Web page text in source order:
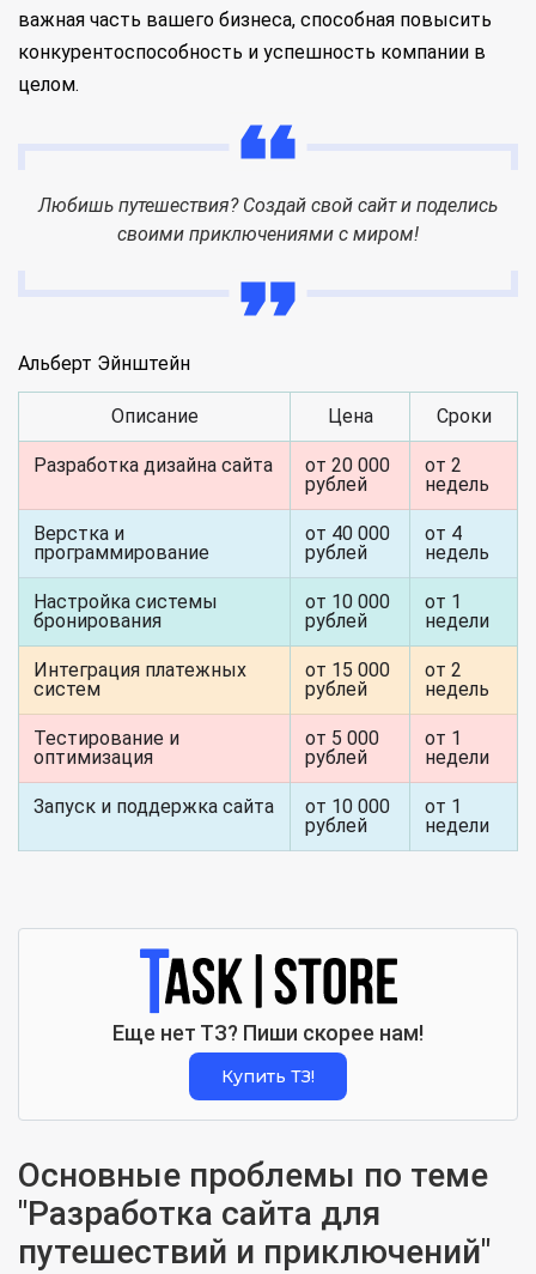
важная часть вашего бизнеса, способная повысить
конкурентоспособность и успешность компании в
целом.
Любишь путешествия? Создай свой сайт и поделись
своими приключениями с миром!
Альберт Эйнштейн
Описание Цена Сроки
Разработка дизайна сайта
от 20 000
рублей
от 2
недель
Верстка и
программирование
от 40 000
рублей
от 4
недель
Настройка системы
бронирования
от 10 000
рублей
от 1
недели
Интеграция платежных
систем
от 15 000
рублей
от 2
недель
Тестирование и
оптимизация
от 5 000
рублей
от 1
недели
Запуск и поддержка сайта
от 10 000
рублей
от 1
недели
Еще нет ТЗ? Пиши скорее нам!
Купить ТЗ!
Основные проблемы по теме
"Разработка сайта для
путешествий и приключений"